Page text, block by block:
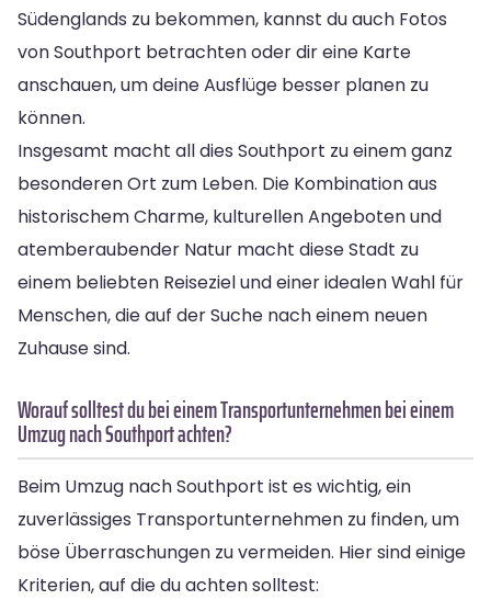
Südenglands zu bekommen, kannst du auch Fotos
von Southport betrachten oder dir eine Karte
anschauen, um deine Ausflüge besser planen zu
können.
Insgesamt macht all dies Southport zu einem ganz
besonderen Ort zum Leben. Die Kombination aus
historischem Charme, kulturellen Angeboten und
atemberaubender Natur macht diese Stadt zu
einem beliebten Reiseziel und einer idealen Wahl für
Menschen, die auf der Suche nach einem neuen
Zuhause sind.
Worauf solltest du bei einem Transportunternehmen bei einem
Umzug nach Southport achten?
Beim Umzug nach Southport ist es wichtig, ein
zuverlässiges Transportunternehmen zu finden, um
böse Überraschungen zu vermeiden. Hier sind einige
Kriterien, auf die du achten solltest: